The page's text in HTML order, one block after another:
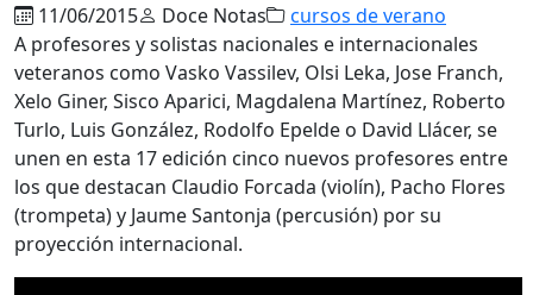
11/06/2015 Doce Notas
cursos de verano
A profesores y solistas nacionales e internacionales
veteranos como Vasko Vassilev, Olsi Leka, Jose Franch,
Xelo Giner, Sisco Aparici, Magdalena Martínez, Roberto
Turlo, Luis González, Rodolfo Epelde o David Llácer, se
unen en esta 17 edición cinco nuevos profesores entre
los que destacan Claudio Forcada (violín), Pacho Flores
(trompeta) y Jaume Santonja (percusión) por su
proyección internacional.